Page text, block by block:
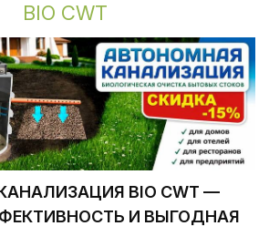
BIO CWT
BIO CWT —
И ВЫГОДНАЯ